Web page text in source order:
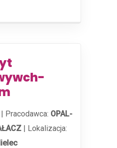
| Pracodawca: OPAL-
| Lokalizacja: